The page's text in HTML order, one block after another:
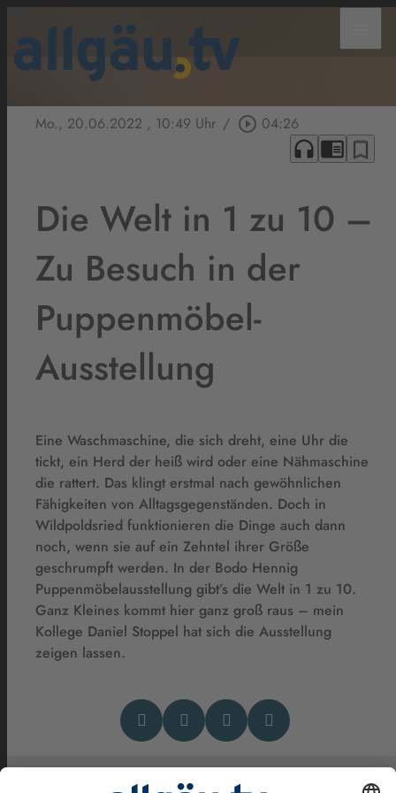
Mo., 20.06.2022 , 10:49 Uhr / play_circle_outline 04:26
headphones chrome_reader_mode bookmark_border
Die Welt in 1 zu 10 –
Zu Besuch in der
Puppenmöbel-
Ausstellung
Eine Waschmaschine, die sich dreht, eine Uhr die
tickt, ein Herd der heiß wird oder eine Nähmaschine
die rattert. Das klingt erstmal nach gewöhnlichen
Fähigkeiten von Alltagsgegenständen. Doch in
Wildpoldsried funktionieren die Dinge auch dann
noch, wenn sie auf ein Zehntel ihrer Größe
geschrumpft werden. In der Bodo Hennig
Puppenmöbelausstellung gibt’s die Welt in 1 zu 10.
Ganz Kleines kommt hier ganz groß raus – mein
Kollege Daniel Stoppel hat sich die Ausstellung
zeigen lassen.